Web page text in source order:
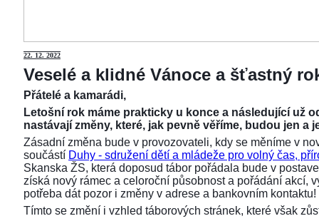
22. 12. 2022
Veselé a klidné Vánoce a šťastný
Přátelé a kamarádi,
Letošní rok máme prakticky u konce a následující už
nastávají změny, které, jak pevně věříme, budou jen a
Zásadní změna bude v provozovateli, kdy se měníme v
součástí Duhy - sdružení dětí a mládeže pro volný čas,
Skanska ŽS, která doposud tábor pořádala bude v
získá nový rámec a celoroční působnost a pořádání akcí,
potřeba dát pozor i změny v adrese a bankovním kontaktu!
Tímto se změní i vzhled táborových stránek, které však